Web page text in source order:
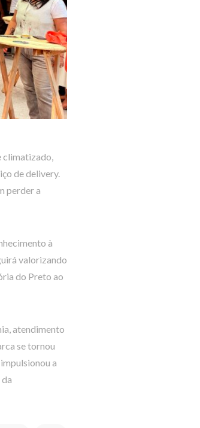
climatizado,
de delivery.
perder a
à
valorizando
do Preto ao
atendimento
se tornou
a